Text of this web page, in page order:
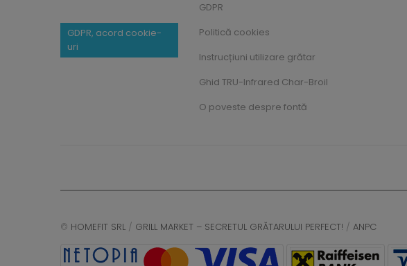
GDPR, acord cookie-
uri
GDPR
Politică cookies
Instrucțiuni utilizare grătar
Ghid TRU-Infrared Char-Broil
O poveste despre fontă
© HOMEFIT SRL / GRILL MARKET – SECRETUL GRĂTARULUI PERFECT! / ANPC